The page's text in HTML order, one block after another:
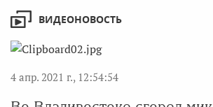
ВИДЕОНОВОСТЬ
4 апр. 2021 г., 12:54:54